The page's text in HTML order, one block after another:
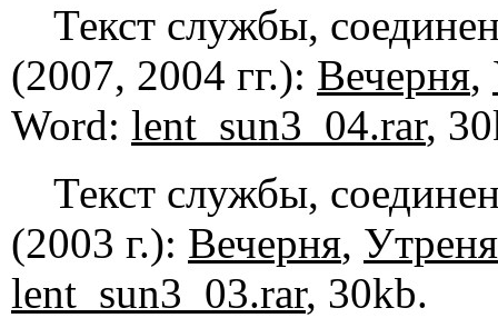
Текст службы,
(2007, 2004 гг.): Вечерня,
Word: lent_sun3_04.rar,
Текст службы,
(2003 г.): Вечерня, Утреня
lent_sun3_03.rar, 30kb.